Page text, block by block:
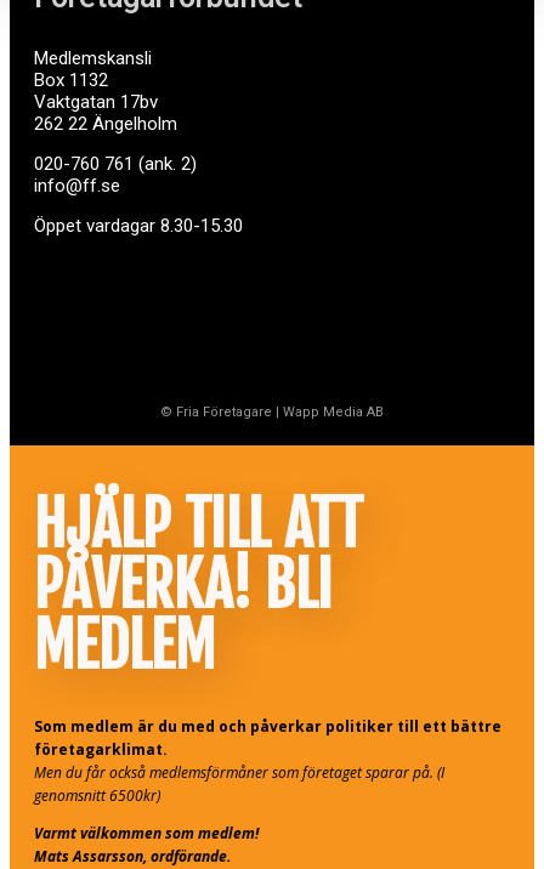
Medlemskansli
Box 1132
Vaktgatan 17bv
262 22 Ängelholm
020-760 761 (ank. 2)
info@ff.se
Öppet vardagar 8.30-15.30
© Fria Företagare | Wapp Media AB
HJÄLP TILL ATT
PÅVERKA! BLI
MEDLEM
Som medlem är du med och påverkar politiker till ett bättre
företagarklimat.
Men du får också medlemsförmåner som företaget sparar på. (I
genomsnitt 6500kr)
Varmt välkommen som medlem!
Mats Assarsson, ordförande.